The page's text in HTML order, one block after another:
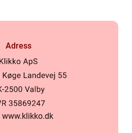
Adress
www.klikko.dk